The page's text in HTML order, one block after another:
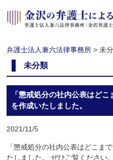
弁護士法人兼六法律事務所 >未
未分類
「懲戒処分の社内公表はど
を作成いたしました。
2021/11/5
「懲戒処分の社内公表はどこま
たしました。 ぜひご覧ください。